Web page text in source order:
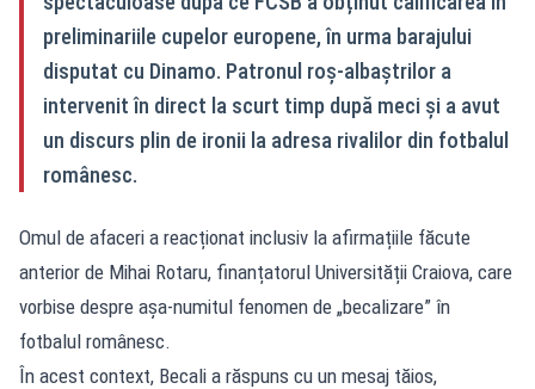
preliminariile cupelor europene, în urma barajului
disputat cu Dinamo. Patronul roș-albaștrilor a
intervenit în direct la scurt timp după meci și a avut
un discurs plin de ironii la adresa rivalilor din fotbalul
românesc.
Omul de afaceri a reacționat inclusiv la afirmațiile făcute
anterior de Mihai Rotaru, finanțatorul Universității Craiova, care
vorbise despre așa-numitul fenomen de „becalizare” în
fotbalul românesc.
În acest context, Becali a răspuns cu un mesaj tăios,